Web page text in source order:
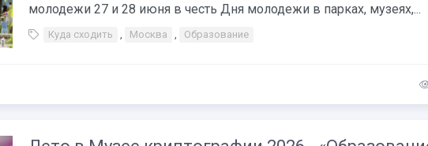
молодежи 27 и 28 июня в честь Дня молодежи в парках, музеях,...
Куда сходить Москва Образование